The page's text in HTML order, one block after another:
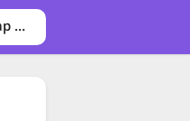
Download Gap messenger